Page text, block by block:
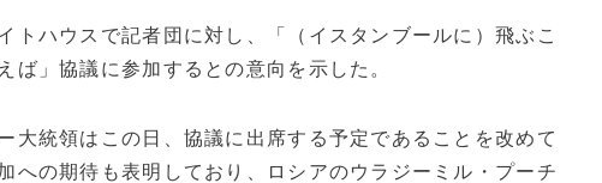
トハウスで記者団に対し、「（イスタンブールに）飛ぶこ
ば」協議に参加するとの意向を示した。
大統領はこの日、協議に出席する予定であることを改めて
への期待も表明しており、ロシアのウラジーミル・プーチ